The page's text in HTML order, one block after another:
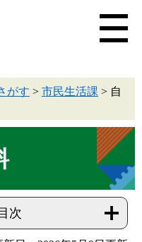
がす > 市民生活課 > 自
次